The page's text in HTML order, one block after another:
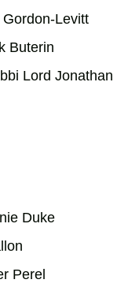
Levitt
Buterin
Lord Jonathan
Duke
Perel